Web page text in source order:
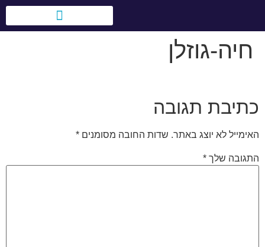
חיה-גוזלן
כתיבת תגובה
האימייל לא יוצג באתר. שדות החובה מסומנים *
התגובה שלך *